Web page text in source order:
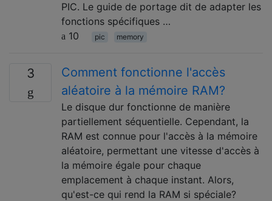
PIC. Le guide de portage dit de adapter les
fonctions spécifiques …
10
pic memory
3
Comment fonctionne l'accès
aléatoire à la mémoire RAM?
Le disque dur fonctionne de manière
partiellement séquentielle. Cependant, la
RAM est connue pour l'accès à la mémoire
aléatoire, permettant une vitesse d'accès à
la mémoire égale pour chaque
emplacement à chaque instant. Alors,
qu'est-ce qui rend la RAM si spéciale?